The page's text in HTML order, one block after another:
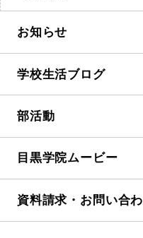
お知らせ
学校生活ブログ
部活動
目黒学院ムービー
資料請求・お問い合